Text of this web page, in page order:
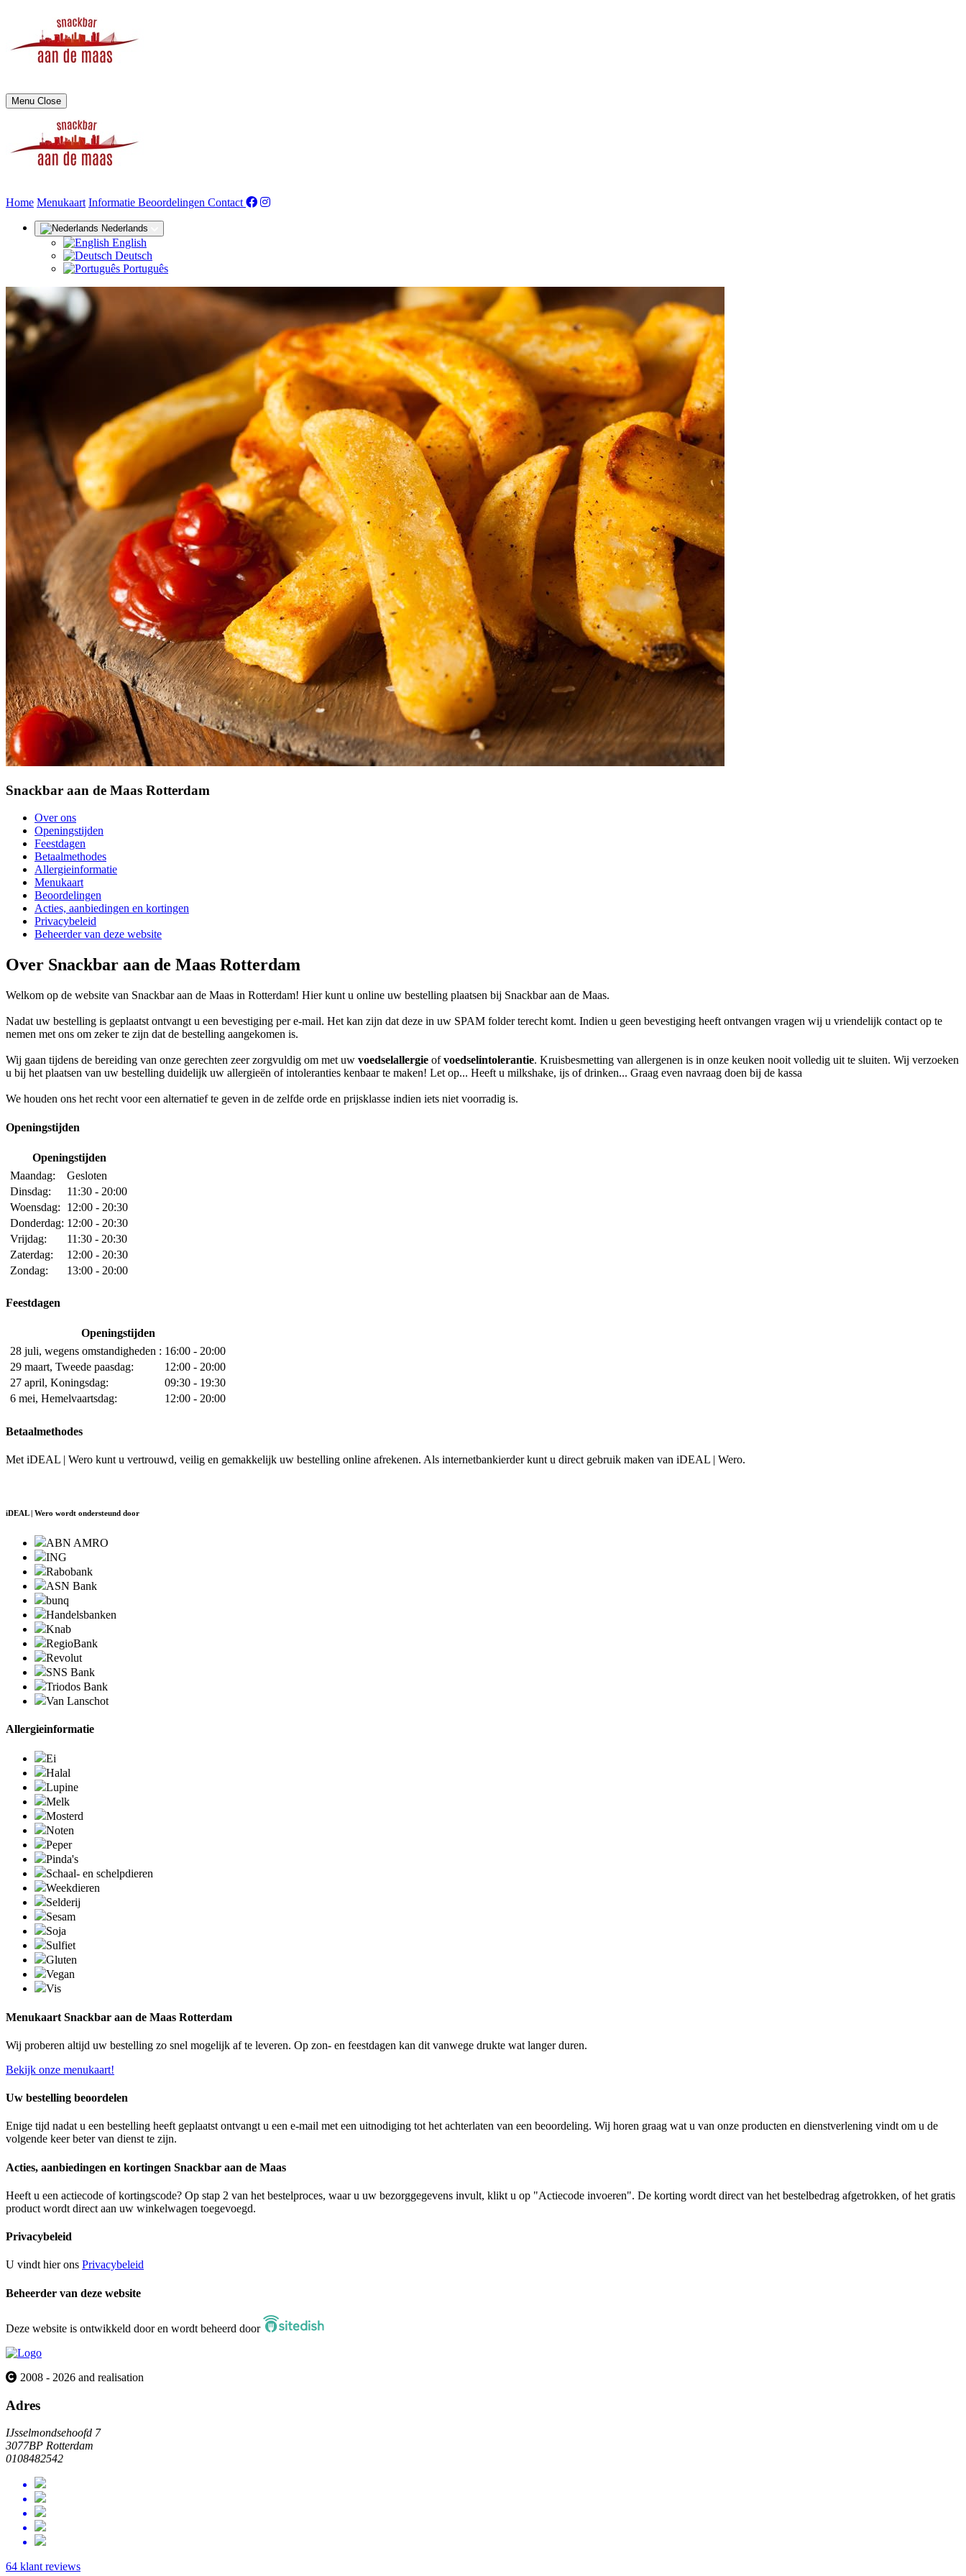
Menu Close
Home Menukaart Informatie (huidige)
Beoordelingen Contact
Nederlands
English
Deutsch
Português
Snackbar aan de Maas Rotterdam
Over ons
Openingstijden
Feestdagen
Betaalmethodes
Allergieinformatie
Menukaart
Beoordelingen
Acties, aanbiedingen en kortingen
Privacybeleid
Beheerder van deze website
Over Snackbar aan de Maas Rotterdam
Welkom op de website van Snackbar aan de Maas in Rotterdam! Hier kunt u online uw bestelling plaatsen bij Snackbar aan de Maas.
Nadat uw bestelling is geplaatst ontvangt u een bevestiging per e-mail. Het kan zijn dat deze in uw SPAM folder terecht komt. Indien u geen bevestiging heeft ontvangen vragen wij u vriendelijk contact op te
nemen met ons om zeker te zijn dat de bestelling aangekomen is.
Wij gaan tijdens de bereiding van onze gerechten zeer zorgvuldig om met uw voedselallergie ofvoedselintolerantie. Kruisbesmetting van allergenen is in onze keuken nooit volledig uit te sluiten. Wij verzoeken
u bij het plaatsen van uw bestelling duidelijk uw allergieën of intoleranties kenbaar te maken! Let op... Heeft u milkshake, ijs of drinken... Graag even navraag doen bij de kassa
We houden ons het recht voor een alternatief te geven in de zelfde orde en prijsklasse indien iets niet voorradig is.
Openingstijden
Openingstijden
Maandag:
Gesloten
Dinsdag:
11:30 - 20:00
Woensdag:
12:00 - 20:30
Donderdag: 12:00 - 20:30
Vrijdag:
11:30 - 20:30
Zaterdag:
12:00 - 20:30
Zondag:
13:00 - 20:00
Feestdagen
Openingstijden
28 juli, wegens omstandigheden : 16:00 - 20:00
29 maart, Tweede paasdag:
12:00 - 20:00
27 april, Koningsdag:
09:30 - 19:30
6 mei, Hemelvaartsdag:
12:00 - 20:00
Betaalmethodes
Met iDEAL | Wero kunt u vertrouwd, veilig en gemakkelijk uw bestelling online afrekenen. Als internetbankierder kunt u direct gebruik maken van iDEAL | Wero.
iDEAL | Wero wordt ondersteund door
ABN AMRO
ING
Rabobank
ASN Bank
bunq
Handelsbanken
Knab
RegioBank
Revolut
SNS Bank
Triodos Bank
Van Lanschot
Allergieinformatie
Ei
Halal
Lupine
Melk
Mosterd
Noten
Peper
Pinda's
Schaal- en schelpdieren
Weekdieren
Selderij
Sesam
Soja
Sulfiet
Gluten
Vegan
Vis
Menukaart Snackbar aan de Maas Rotterdam
Wij proberen altijd uw bestelling zo snel mogelijk af te leveren. Op zon- en feestdagen kan dit vanwege drukte wat langer duren.
Bekijk onze menukaart!
Uw bestelling beoordelen
Enige tijd nadat u een bestelling heeft geplaatst ontvangt u een e-mail met een uitnodiging tot het achterlaten van een beoordeling. Wij horen graag wat u van onze producten en dienstverlening vindt om u de
volgende keer beter van dienst te zijn.
Acties, aanbiedingen en kortingen Snackbar aan de Maas
Heeft u een actiecode of kortingscode? Op stap 2 van het bestelproces, waar u uw bezorggegevens invult, klikt u op "Actiecode invoeren". De korting wordt direct van het bestelbedrag afgetrokken, of het gratis
product wordt direct aan uw winkelwagen toegevoegd.
Privacybeleid
U vindt hier ons Privacybeleid
Beheerder van deze website
Deze website is ontwikkeld door en wordt beheerd door
2008 - 2026 and realisation
Adres
IJsselmondsehoofd 7
3077BP Rotterdam
0108482542
64 klant reviews